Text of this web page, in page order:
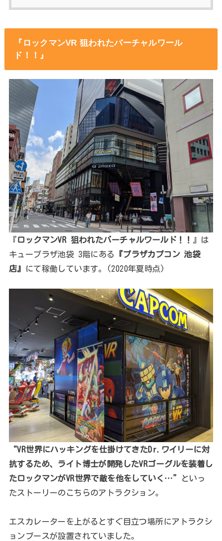
『 ロックマンVR 狙われたバーチャルワール
ド！！ 』
『ロックマンVR 狙われたバーチャルワールド！！
』は
キュープラザ池袋 3階にある
『プラザカプコン 池袋
店』
にて稼働しています。(2020年夏時点)
“VR世界にハッキングを仕掛けてきたDr.ワイリーに対
抗するため、ライト博士が開発したVRゴーグルを装着し
たロックマンがVR世界で敵を他をしていく…”
といっ
たストーリーのこちらのアトラクション。
エスカレーターを上がるとすぐ目立つ場所にアトラクシ
ョンブースが設置されていました。